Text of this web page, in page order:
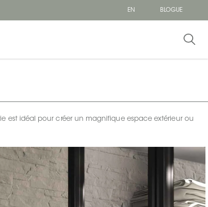
EN
BLOGUE
est idéal pour créer un magnifique espace extérieur ou